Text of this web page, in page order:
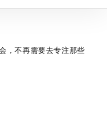
，不再需要去专注那些